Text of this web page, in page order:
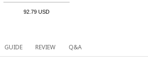
92.79 USD
GUIDE REVIEW Q&A